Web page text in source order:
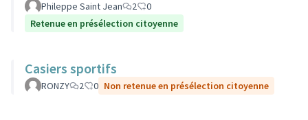
Phileppe Saint Jean 2
0
Retenue en présélection citoyenne
Casiers sportifs
RONZY 2 0 Non retenue en présélection citoyenne